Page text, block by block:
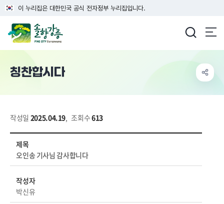
이 누리집은 대한민국 공식 전자정부 누리집입니다.
칭찬합시다
작성일 2025.04.19, 조회수613
제목
오인송 기사님 감사합니다
작성자
박신유